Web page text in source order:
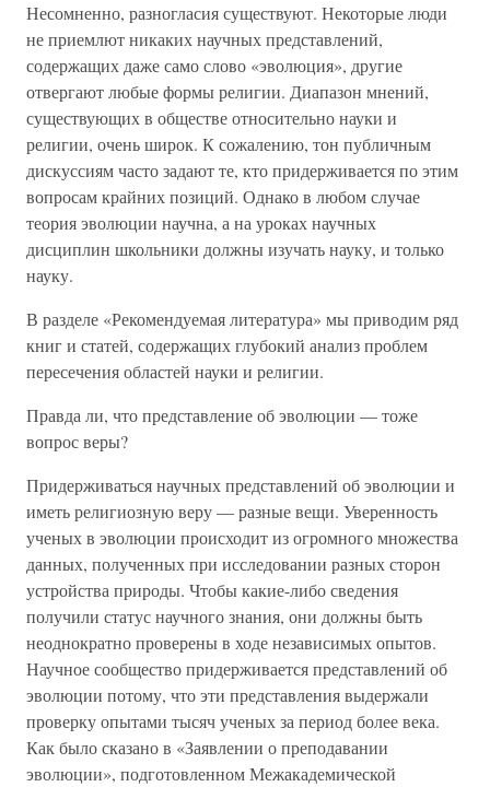
Несомненно, разногласия существуют. Некоторые люди
не приемлют никаких научных представлений,
содержащих даже само слово «эволюция», другие
отвергают любые формы религии. Диапазон мнений,
существующих в обществе относительно науки и
религии, очень широк. К сожалению, тон публичным
дискуссиям часто задают те, кто придерживается по этим
вопросам крайних позиций. Однако в любом случае
теория эволюции научна, а на уроках научных
дисциплин школьники должны изучать науку, и только
науку.
В разделе «Рекомендуемая литература» мы приводим ряд
книг и статей, содержащих глубокий анализ проблем
пересечения областей науки и религии.
Правда ли, что представление об эволюции — тоже
вопрос веры?
Придерживаться научных представлений об эволюции и
иметь религиозную веру — разные вещи. Уверенность
ученых в эволюции происходит из огромного множества
данных, полученных при исследовании разных сторон
устройства природы. Чтобы какие-либо сведения
получили статус научного знания, они должны быть
неоднократно проверены в ходе независимых опытов.
Научное сообщество придерживается представлений об
эволюции потому, что эти представления выдержали
проверку опытами тысяч ученых за период более века.
Как было сказано в «Заявлении о преподавании
эволюции», подготовленном Межакадемической